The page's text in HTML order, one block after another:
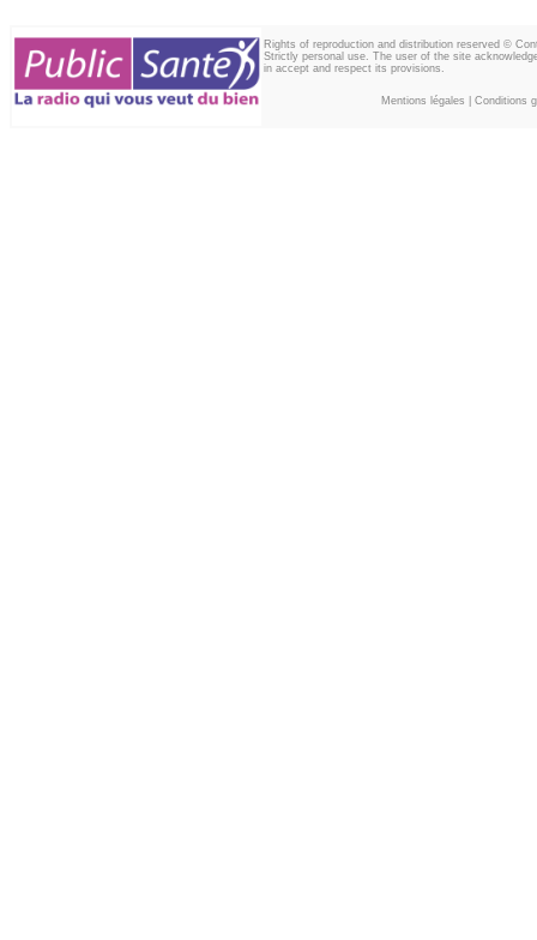
Rights of reproduction and distribution reserved ©
Strictly personal use. The user of the site
in accept and respect its provisions.
Mentions légales Conditions